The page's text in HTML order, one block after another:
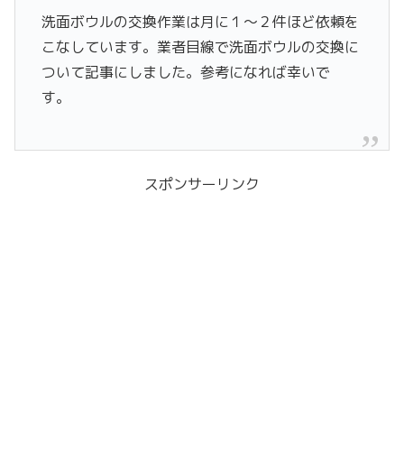
洗面ボウルの交換作業は月に１〜２件ほど依頼を
こなしています。業者目線で洗面ボウルの交換に
ついて記事にしました。参考になれば幸いで
す。
スポンサーリンク